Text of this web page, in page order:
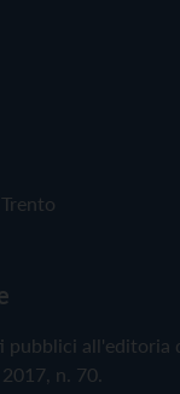
pubblici all'editoria
n. 70.